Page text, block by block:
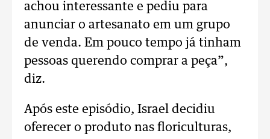
achou interessante e pediu para
anunciar o artesanato em um grupo
de venda. Em pouco tempo já tinham
pessoas querendo comprar a peça”,
diz.
Após este episódio, Israel decidiu
oferecer o produto nas floriculturas,